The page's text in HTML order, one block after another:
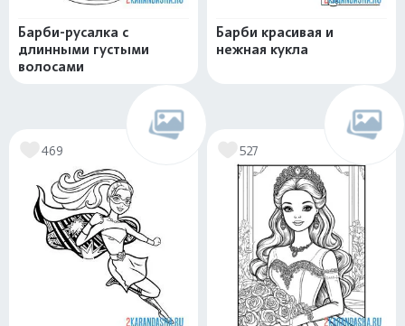
Барби-русалка с
длинными густыми
волосами
Барби красивая и
нежная кукла
469 527